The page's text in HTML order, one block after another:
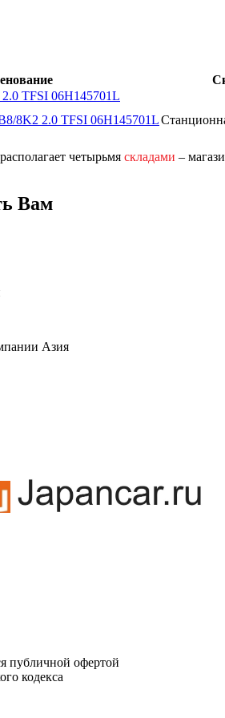
TFSI 06H145701L
8K2 2.0 TFSI 06H145701L
четырьмя складами –
Вам
публичной офертой
кодекса